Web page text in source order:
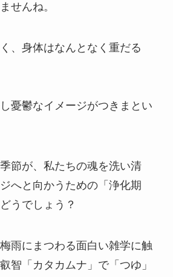
せんね。
、身体はなんとなく重だる
憂鬱なイメージがつきまとい
節が、私たちの魂を洗い清
へと向かうための「浄化期
うでしょう？
雨にまつわる面白い雑学に触
智「カタカムナ」で「つゆ」